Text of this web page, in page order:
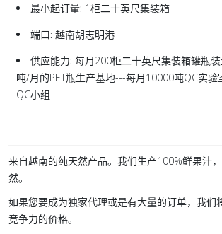
最小起订量: 1柜二十英尺集装箱
端口: 越南胡志明港
供应能力: 每月200柜二十英尺集装箱罐瓶
吨/月的PET瓶生产基地---每月10000吨QC实
QC小组
来自越南的纯天然产品。我们生产100%鲜果汁
然。
如果您要成为独家代理或是有大量的订单，我们
竞争力的价格。